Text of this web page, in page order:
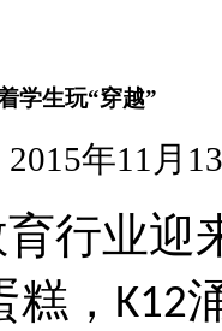
学生玩“穿越”
2015年11月
行业迎
， K12